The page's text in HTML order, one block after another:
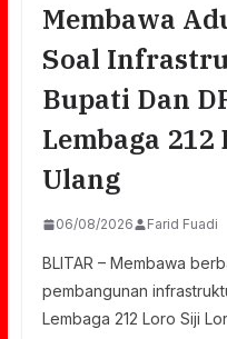
Membawa
Soal
Bupati Dan
Lembaga
Ulang
06/08/2026 Farid Fuadi
BLITAR – Membawa
pembangunan
Lembaga 212 Loro Siji